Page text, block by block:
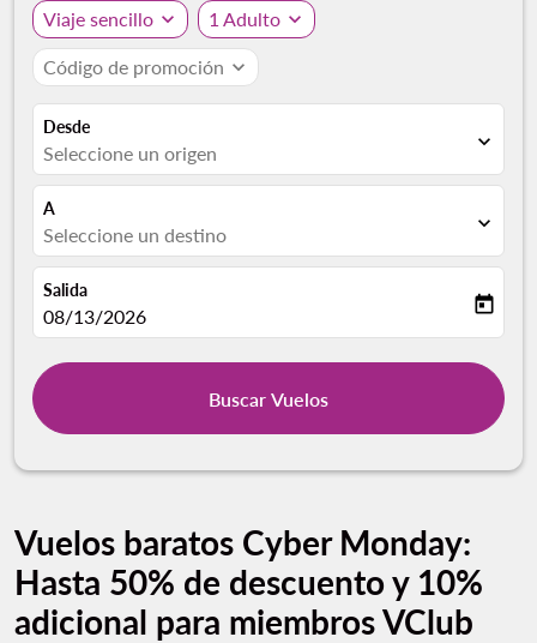
Viaje sencillo expand_more 1 Adulto expand_more
Código de promoción expand_more
Desde
Seleccione un origen expand_more
A
Seleccione un destino expand_more
Salida
fc-booking-departure-date-aria-label
08/13/2026 today
Buscar Vuelos
Vuelos baratos Cyber Monday:
Hasta 50% de descuento y 10%
adicional para miembros VClub